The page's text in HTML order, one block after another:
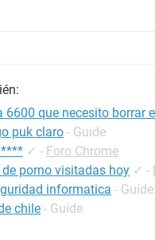
6600 que necesito borrar
puk claro - Guide
✓ - Foro Chrome
porno visitadas hoy ✓ -
informatica - Guide
chile - Guide